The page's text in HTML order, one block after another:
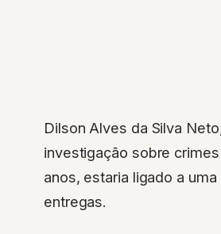
Dilson Alves da Silva
investigação sobre
anos, estaria ligado a
entregas.